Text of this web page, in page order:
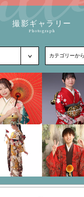
撮影ギャラリー
Photograph